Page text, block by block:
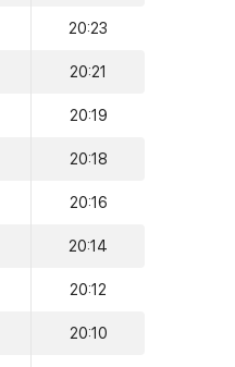
20:23
20:21
20:19
20:18
20:16
20:14
20:12
20:10